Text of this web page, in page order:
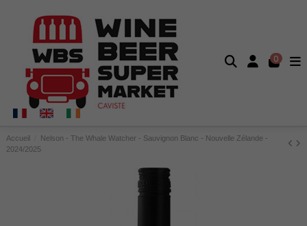
0
Accueil
Nelson - The Whale Watcher - Sauvignon Blanc - Nouvelle Zélande -
2024/2025